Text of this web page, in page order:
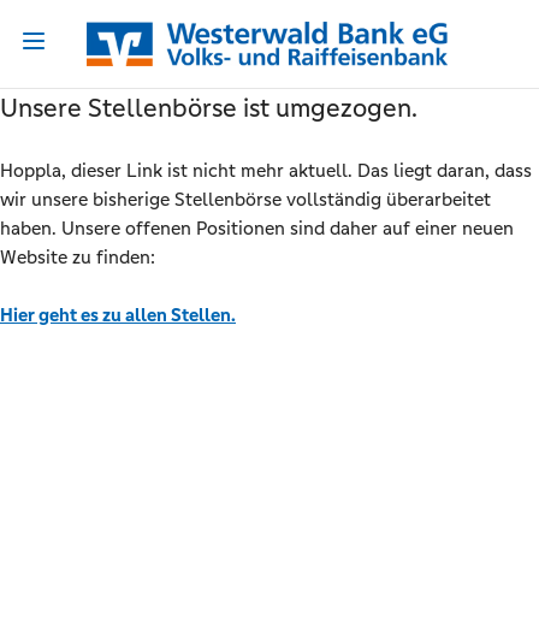
Unsere Stellenbörse ist umgezogen.
Hoppla, dieser Link ist nicht mehr aktuell. Das liegt daran, dass
wir unsere bisherige Stellenbörse vollständig überarbeitet
haben. Unsere offenen Positionen sind daher auf einer neuen
Website zu finden:
Hier geht es zu allen Stellen.